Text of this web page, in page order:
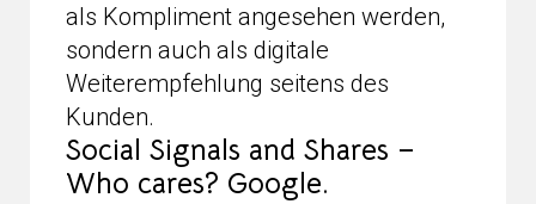
als Kompliment angesehen werden,
sondern auch als digitale
Weiterempfehlung seitens des
Kunden.
Social Signals and Shares –
Who cares? Google.